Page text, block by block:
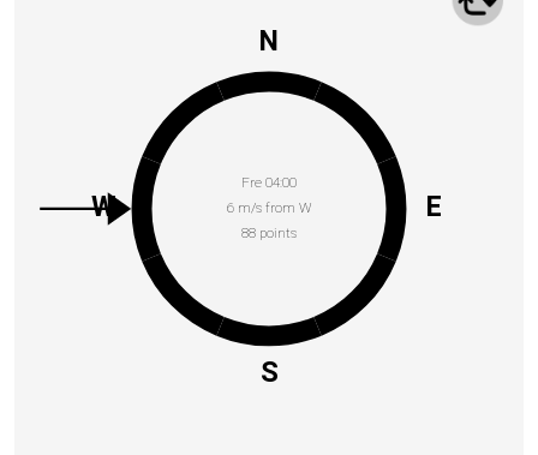
Fre 04:00
6 m/s from W
88 points
N
E
S
W